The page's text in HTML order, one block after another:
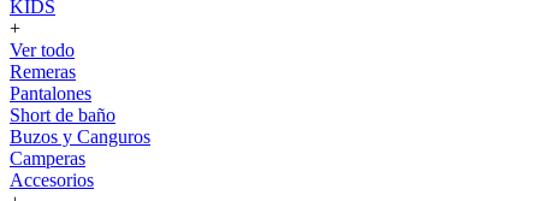
KIDS
+
Ver todo
Remeras
Pantalones
Short de baño
Buzos y Canguros
Camperas
Accesorios